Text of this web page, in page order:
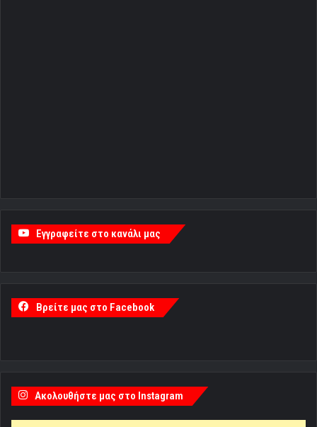
Εγγραφείτε στο κανάλι μας
Βρείτε μας στο Facebook
Ακολουθήστε μας στο Instagram